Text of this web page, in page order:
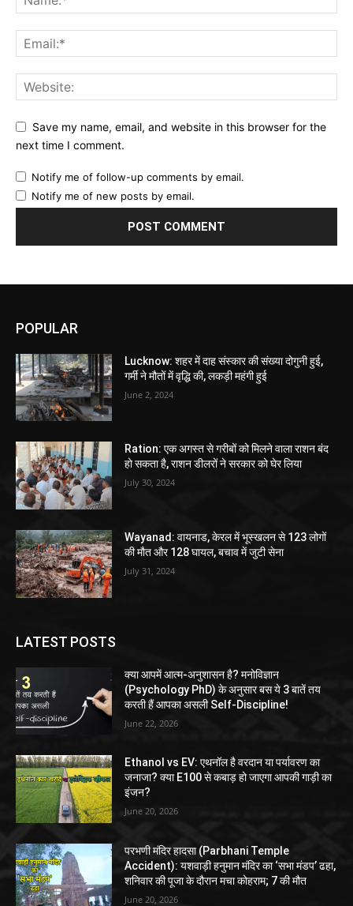
Save my name, email, and website in this browser for the
next time I comment.
Notify me of follow-up comments by email.
Notify me of new posts by email.
POPULAR
Lucknow: शहर में दाह संस्कार की संख्या दोगुनी हुई,
गर्मी ने मौतों में वृद्धि की, लकड़ी महंगी हुई
June 2, 2024
Ration: एक अगस्त से गरीबों को मिलने वाला राशन बंद
हो सकता है, राशन डीलरों ने सरकार को घेर लिया
July 30, 2024
Wayanad: वायनाड, केरल में भूस्खलन से 123 लोगों
की मौत और 128 घायल, बचाव में जुटी सेना
July 31, 2024
LATEST POSTS
क्या आपमें आत्म-अनुशासन है? मनोविज्ञान
(Psychology PhD) के अनुसार बस ये 3 बातें तय
करती हैं आपका असली Self-Discipline!
June 22, 2026
Ethanol vs EV: एथनॉल है वरदान या पर्यावरण का
जनाजा? क्या E100 से कबाड़ हो जाएगा आपकी गाड़ी का
इंजन?
June 20, 2026
परभणी मंदिर हादसा (Parbhani Temple
Accident): यशवाड़ी हनुमान मंदिर का ‘सभा मंडप’ ढहा,
शनिवार की पूजा के दौरान मचा कोहराम; 7 की मौत
June 20, 2026